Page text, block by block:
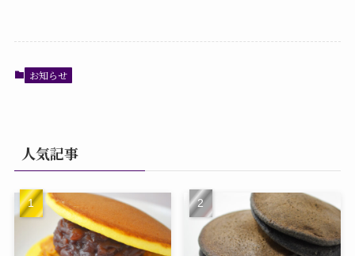
お知らせ
人気記事